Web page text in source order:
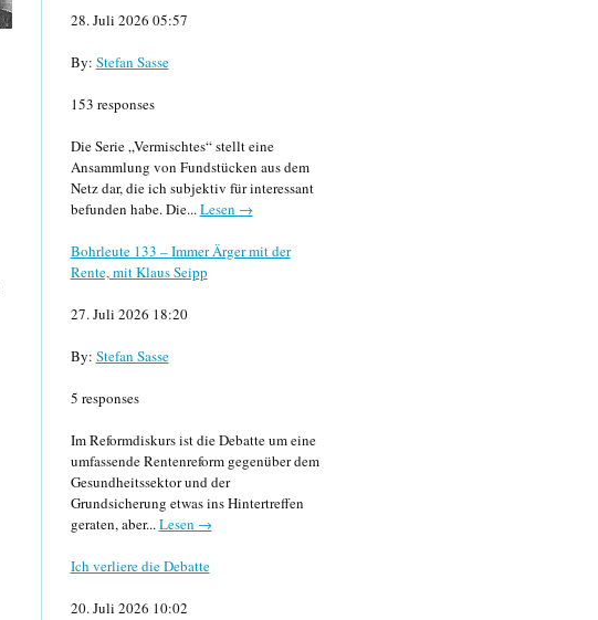
28. Juli 2026 05:57
By: Stefan Sasse
153 responses
Die Serie „Vermischtes“ stellt eine
Ansammlung von Fundstücken aus dem
Netz dar, die ich subjektiv für interessant
befunden habe. Die...Lesen →
Bohrleute 133 – Immer Ärger mit der
Rente, mit Klaus Seipp
27. Juli 2026 18:20
By: Stefan Sasse
5 responses
Im Reformdiskurs ist die Debatte um eine
umfassende Rentenreform gegenüber dem
Gesundheitssektor und der
Grundsicherung etwas ins Hintertreffen
geraten, aber...Lesen →
Ich verliere die Debatte
20. Juli 2026 10:02